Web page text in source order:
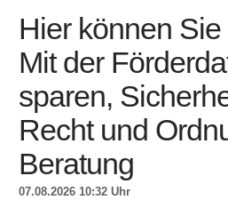
Hier können
Mit der
sparen,
Recht und
Beratung
07.08.2026 10:32 Uhr